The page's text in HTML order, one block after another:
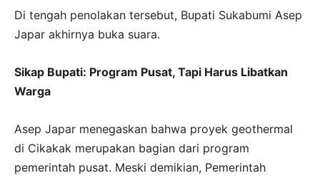
Di tengah penolakan tersebut, Bupati Sukabumi Asep
Japar akhirnya buka suara.
Sikap Bupati: Program Pusat, Tapi Harus Libatkan
Warga
Asep Japar menegaskan bahwa proyek geothermal
di Cikakak merupakan bagian dari program
pemerintah pusat. Meski demikian, Pemerintah